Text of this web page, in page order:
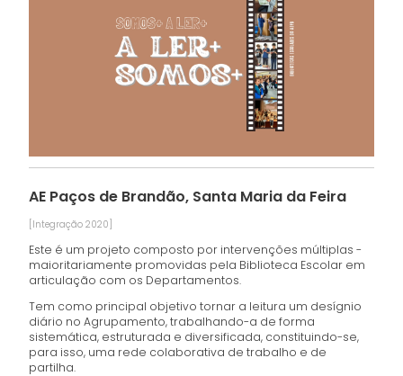
AE Paços de Brandão, Santa Maria da Feira
[Integração 2020]
Este é um projeto composto por intervenções múltiplas -
maioritariamente promovidas pela Biblioteca Escolar em
articulação com os Departamentos.
Tem como principal objetivo tornar a leitura um desígnio
diário no Agrupamento, trabalhando-a de forma
sistemática, estruturada e diversificada, constituindo-se,
para isso, uma rede colaborativa de trabalho e de
partilha.